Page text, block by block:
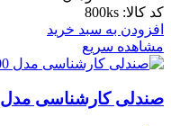
کد کالا: 800ks
افزودن به سبد خرید
مشاهده سریع
صندلی کارشناسی مدل Tirajeh Am6100